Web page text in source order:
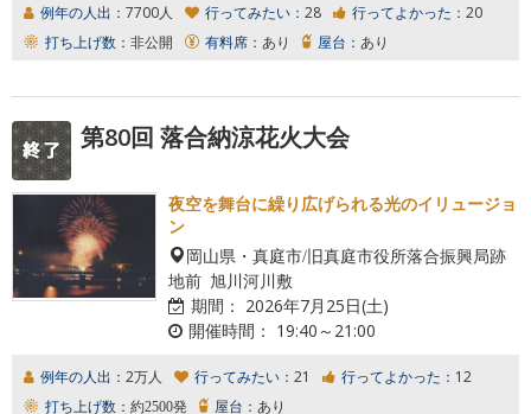
例年の人出： 7700人 行ってみたい： 28 行ってよかった： 20
打ち上げ数： 非公開 有料席： あり 屋台： あり
第80回 落合納涼花火大会
夜空を舞台に繰り広げられる光のイリュージョ
ン
岡山県・真庭市/旧真庭市役所落合振興局跡
地前 旭川河川敷
期間： 2026年7月25日(土)
開催時間： 19:40～21:00
例年の人出： 2万人 行ってみたい： 21 行ってよかった： 12
打ち上げ数： 約2500発 屋台： あり